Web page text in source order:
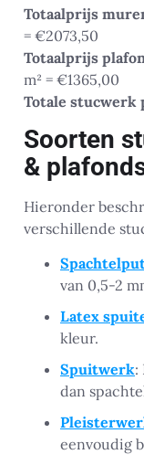
Totaalprijs
= €2073,50
Totaalprijs
m² = €1365,00
Totale stucwerk
Soorten
&
Hieronder
verschillende
van 0,5-2
Latex
kleur.
Spuitwerk:
dan
eenvoudig